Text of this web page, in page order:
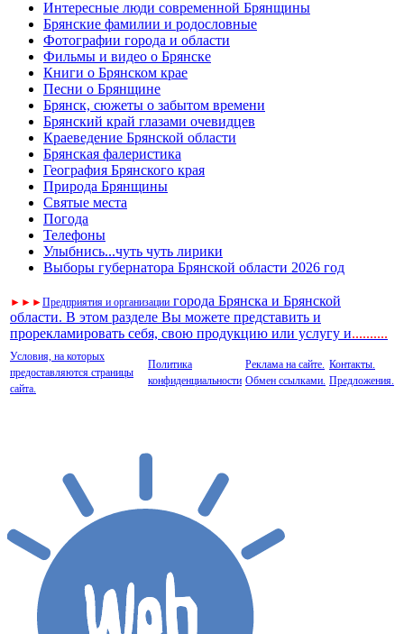
Интересные люди современной Брянщины
Брянские фамилии и родословные
Фотографии города и области
Фильмы и видео о Брянске
Книги о Брянском крае
Песни о Брянщине
Брянск, сюжеты о забытом времени
Брянский край глазами очевидцев
Краеведение Брянской области
Брянская фалеристика
География Брянского края
Природа Брянщины
Святые места
Погода
Телефоны
Улыбнись...чуть чуть лирики
Выборы губернатора Брянской области 2026 год
► ► ►Предприятия и организации города Брянска и Брянской
области. В этом разделе Вы можете представить и
прорекламировать себя, свою продукцию или услугу и..........
Условия, на которых
предоставляются страницы
сайта.
Политика
конфиденциальности
Реклама на сайте.
Обмен ссылками.
Контакты.
Предложения.